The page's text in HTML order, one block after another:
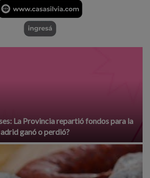
La Provincia repartió fondos para la
ganó o perdió?